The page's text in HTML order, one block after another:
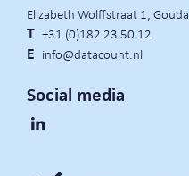
Elizabeth Wolffstraat 1, Gouda
T +31 (0)182 23 50 12
E info@datacount.nl
Social media